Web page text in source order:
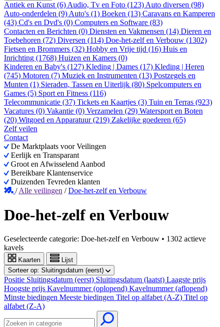
Antiek en Kunst (6) Audio, Tv en Foto (123) Auto diversen (98)
Auto-onderdelen (9) Auto's (1) Boeken (13) Caravans en Kamperen
(43) Cd's en Dvd's (0) Computers en Software (83)
Contacten en Berichten (0) Diensten en Vakmensen (14) Dieren en
Toebehoren (72) Diversen (114) Doe-het-zelf en Verbouw (1302)
Fietsen en Brommers (32) Hobby en Vrije tijd (16) Huis en
Inrichting (1768) Huizen en Kamers (0)
Kinderen en Baby's (127) Kleding | Dames (17) Kleding | Heren
(745) Motoren (7) Muziek en Instrumenten (13) Postzegels en
Munten (1) Sieraden, Tassen en Uiterlijk (80) Spelcomputers en
Games (5) Sport en Fitness (116)
Telecommunicatie (37) Tickets en Kaartjes (3) Tuin en Terras (923)
Vacatures (0) Vakantie (0) Verzamelen (29) Watersport en Boten
(20) Witgoed en Apparatuur (219) Zakelijke goederen (65)
Zelf veilen
Contact
De Marktplaats voor Veilingen
Eerlijk en Transparant
Groot en Afwisselend Aanbod
Bereikbare Klantenservice
Duizenden Tevreden klanten
/Alle veilingen /Doe-het-zelf en Verbouw
Doe-het-zelf en Verbouw
Geselecteerde categorie: Doe-het-zelf en Verbouw • 1302 actieve
kavels
Kaarten
Lijst
Sorteer op: Sluitingsdatum (eerst)
Positie Sluitingsdatum (eerst) Sluitingsdatum (laatst) Laagste prijs
Hoogste prijs Kavelnummer (oplopend) Kavelnummer (aflopend)
Minste biedingen Meeste biedingen Titel op alfabet (A-Z) Titel op
alfabet (Z-A)